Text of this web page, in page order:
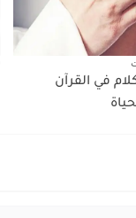
في القرآن